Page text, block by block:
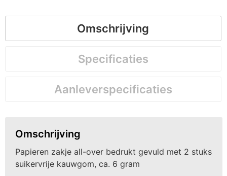
Omschrijving
Specificaties
Aanleverspecificaties
Omschrijving
Papieren zakje all-over bedrukt gevuld met 2 stuks
suikervrije kauwgom, ca. 6 gram